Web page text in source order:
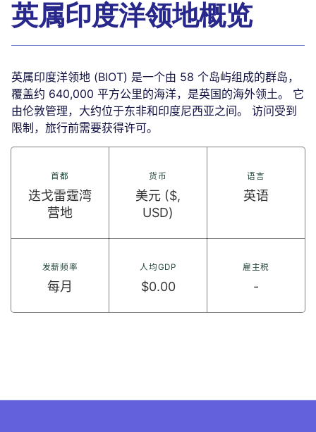
英属印度洋领地概览
英属印度洋领地 (BIOT) 是一个由 58 个岛屿组成的群岛，
覆盖约 640,000 平方公里的海洋，是英国的海外领土。 它
由伦敦管理，大约位于东非和印度尼西亚之间。 访问受到
限制，旅行前需要获得许可。
首都
迭戈雷霆湾
营地
货币
美元 ($,
USD)
语言
英语
发薪频率
每月
人均GDP
$0.00
雇主税
-